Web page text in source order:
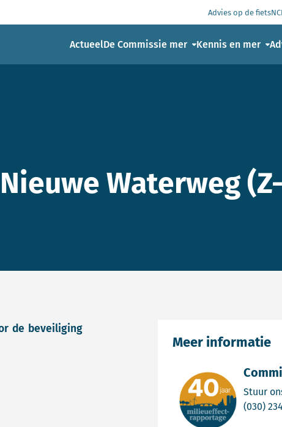
Advies op de fiets
ActueelDe Commissie mer Kennis en mer
Waterweg
de beveiliging
Stuur
(030)
Meer informatie